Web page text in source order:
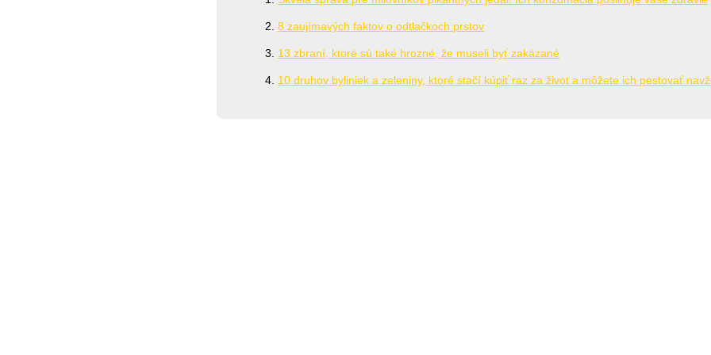
8 zaujímavých faktov o odtlačkoch prstov
13 zbraní, ktoré sú také hrozné, že museli byť zakázané
10 druhov byliniek a zeleniny, ktoré stačí kúpiť raz za život a môžete ich pestovať